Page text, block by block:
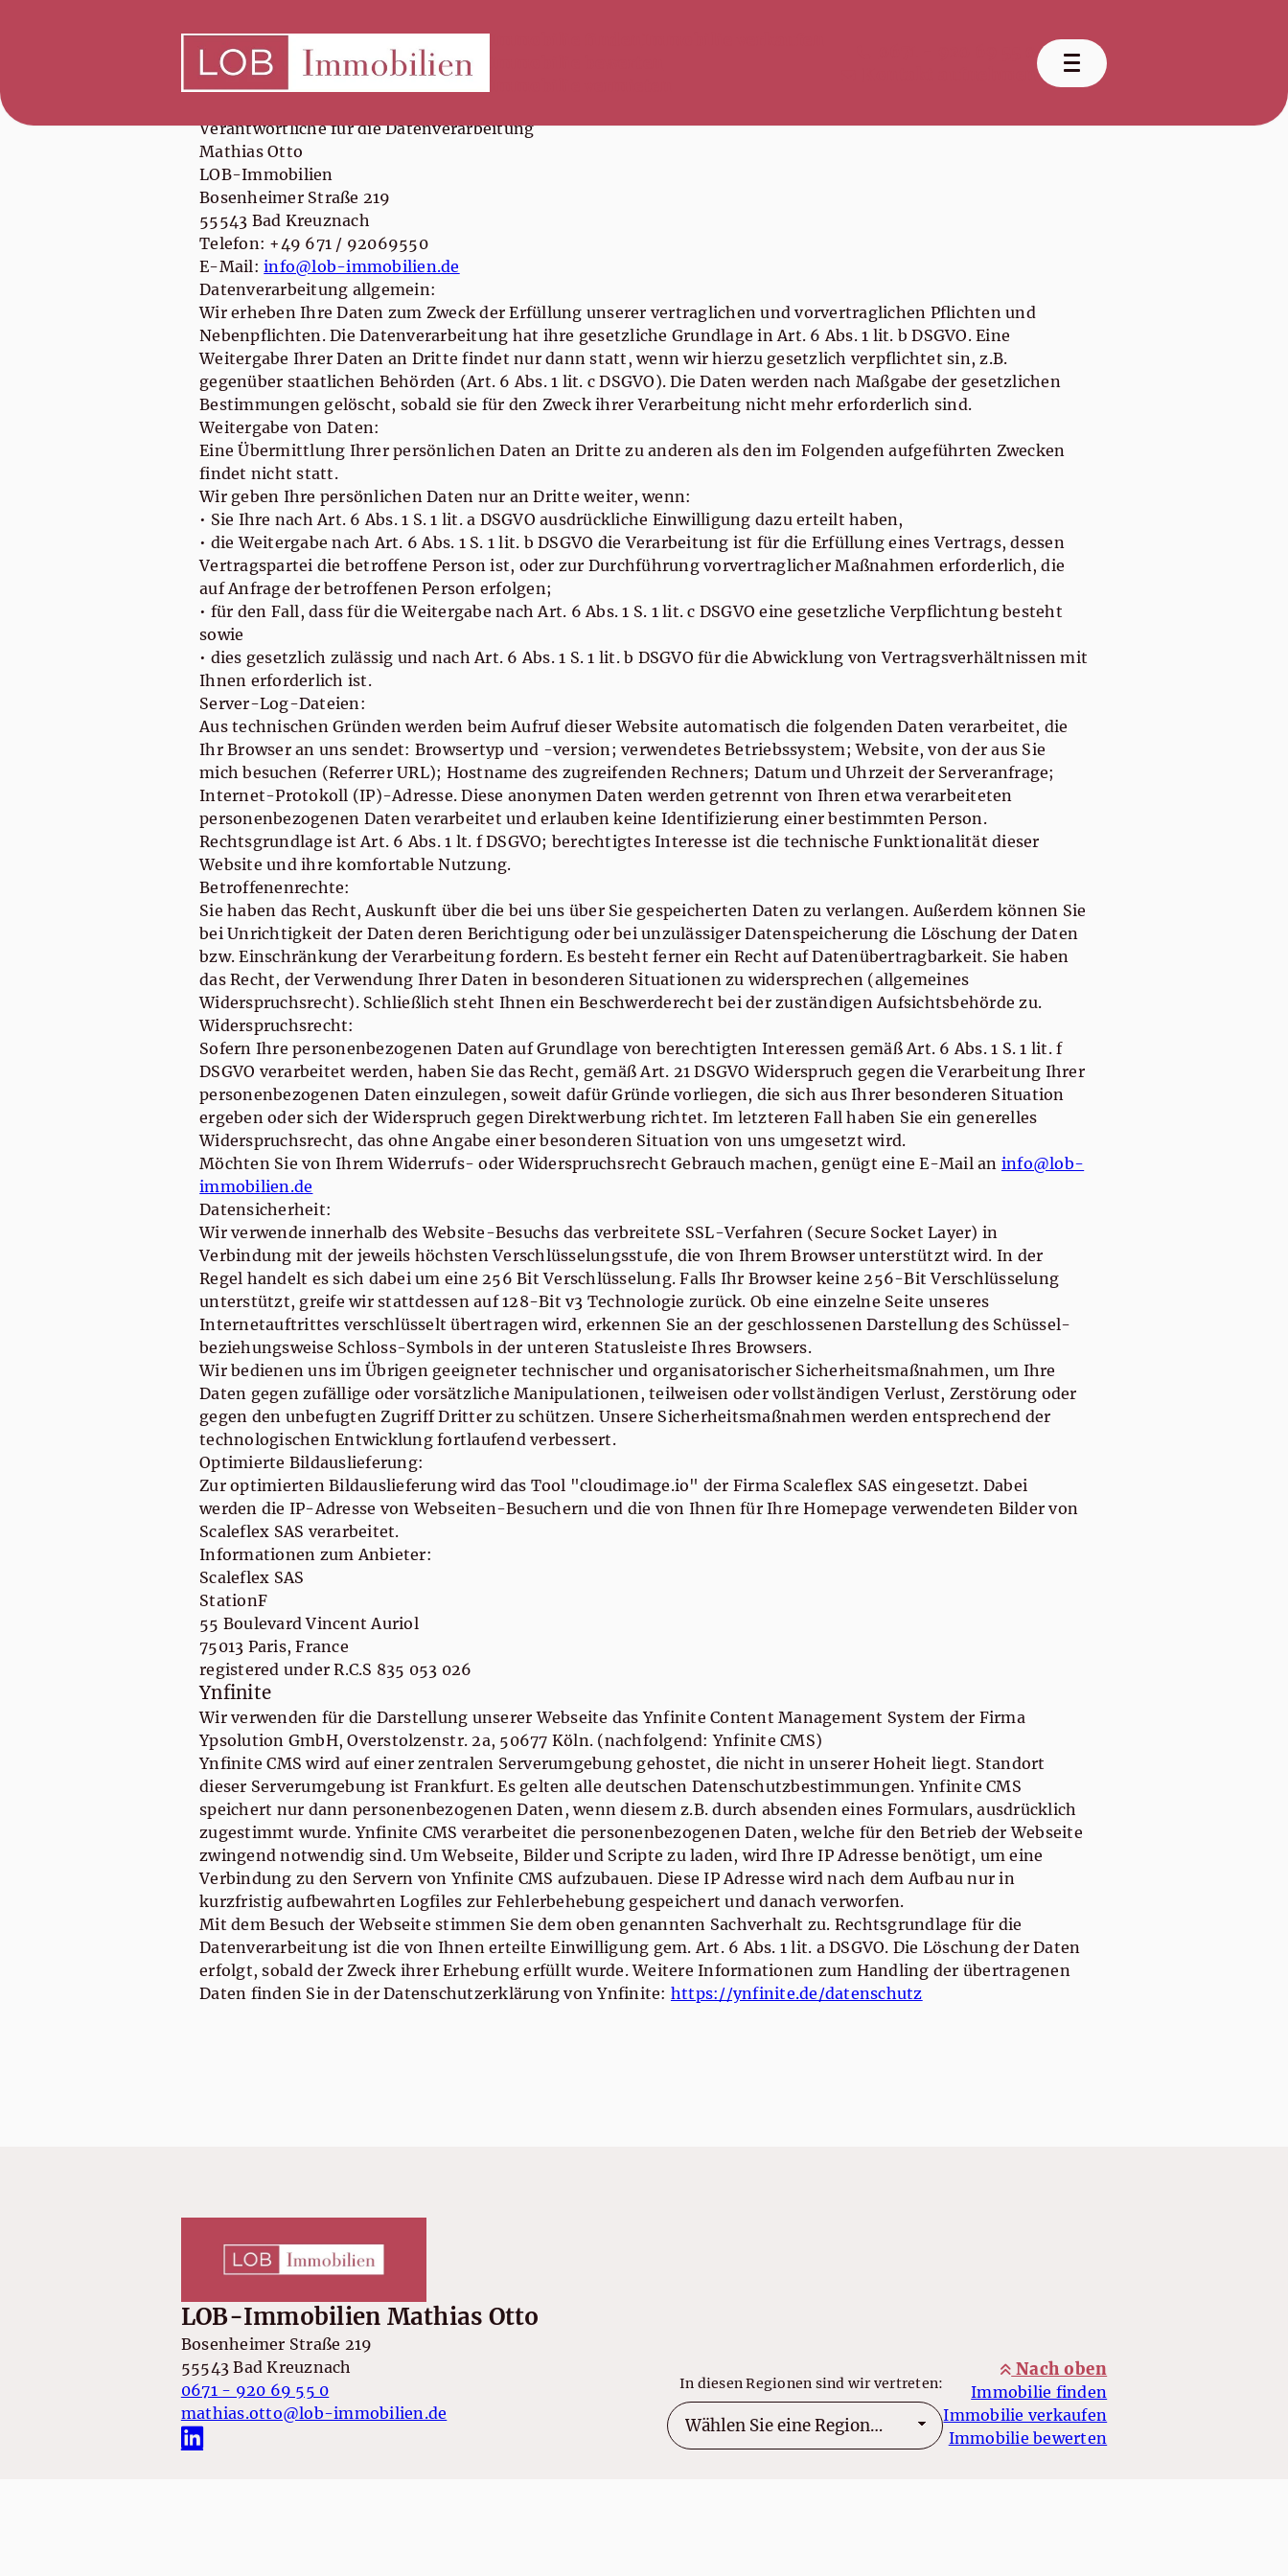
Immobilie finden
Verantwortliche für die Datenverarbeitung
Mathias Otto
LOB-Immobilien
Bosenheimer Straße 219
55543 Bad Kreuznach
Telefon: +49 671 / 92069550
E-Mail:info@lob-immobilien.de
Datenverarbeitung allgemein:
Wir erheben Ihre Daten zum Zweck der Erfüllung unserer vertraglichen und vorvertraglichen Pflichten und
Nebenpflichten. Die Datenverarbeitung hat ihre gesetzliche Grundlage in Art. 6 Abs. 1 lit. b DSGVO. Eine
Weitergabe Ihrer Daten an Dritte findet nur dann statt, wenn wir hierzu gesetzlich verpflichtet sin, z.B.
gegenüber staatlichen Behörden (Art. 6 Abs. 1 lit. c DSGVO). Die Daten werden nach Maßgabe der gesetzlichen
Bestimmungen gelöscht, sobald sie für den Zweck ihrer Verarbeitung nicht mehr erforderlich sind.
Weitergabe von Daten:
Eine Übermittlung Ihrer persönlichen Daten an Dritte zu anderen als den im Folgenden aufgeführten Zwecken
findet nicht statt.
Wir geben Ihre persönlichen Daten nur an Dritte weiter, wenn:
• Sie Ihre nach Art. 6 Abs. 1 S. 1 lit. a DSGVO ausdrückliche Einwilligung dazu erteilt haben,
• die Weitergabe nach Art. 6 Abs. 1 S. 1 lit. b DSGVO die Verarbeitung ist für die Erfüllung eines Vertrags, dessen
Vertragspartei die betroffene Person ist, oder zur Durchführung vorvertraglicher Maßnahmen erforderlich, die
auf Anfrage der betroffenen Person erfolgen;
• für den Fall, dass für die Weitergabe nach Art. 6 Abs. 1 S. 1 lit. c DSGVO eine gesetzliche Verpflichtung besteht
sowie
• dies gesetzlich zulässig und nach Art. 6 Abs. 1 S. 1 lit. b DSGVO für die Abwicklung von Vertragsverhältnissen mit
Ihnen erforderlich ist.
Server-Log-Dateien:
Aus technischen Gründen werden beim Aufruf dieser Website automatisch die folgenden Daten verarbeitet, die
Ihr Browser an uns sendet: Browsertyp und -version; verwendetes Betriebssystem; Website, von der aus Sie
mich besuchen (Referrer URL); Hostname des zugreifenden Rechners; Datum und Uhrzeit der Serveranfrage;
Internet-Protokoll (IP)-Adresse. Diese anonymen Daten werden getrennt von Ihren etwa verarbeiteten
personenbezogenen Daten verarbeitet und erlauben keine Identifizierung einer bestimmten Person.
Rechtsgrundlage ist Art. 6 Abs. 1 lt. f DSGVO; berechtigtes Interesse ist die technische Funktionalität dieser
Website und ihre komfortable Nutzung.
Betroffenenrechte:
Sie haben das Recht, Auskunft über die bei uns über Sie gespeicherten Daten zu verlangen. Außerdem können Sie
bei Unrichtigkeit der Daten deren Berichtigung oder bei unzulässiger Datenspeicherung die Löschung der Daten
bzw. Einschränkung der Verarbeitung fordern. Es besteht ferner ein Recht auf Datenübertragbarkeit. Sie haben
das Recht, der Verwendung Ihrer Daten in besonderen Situationen zu widersprechen (allgemeines
Widerspruchsrecht). Schließlich steht Ihnen ein Beschwerderecht bei der zuständigen Aufsichtsbehörde zu.
Widerspruchsrecht:
Sofern Ihre personenbezogenen Daten auf Grundlage von berechtigten Interessen gemäß Art. 6 Abs. 1 S. 1 lit. f
DSGVO verarbeitet werden, haben Sie das Recht, gemäß Art. 21 DSGVO Widerspruch gegen die Verarbeitung Ihrer
personenbezogenen Daten einzulegen, soweit dafür Gründe vorliegen, die sich aus Ihrer besonderen Situation
ergeben oder sich der Widerspruch gegen Direktwerbung richtet. Im letzteren Fall haben Sie ein generelles
Widerspruchsrecht, das ohne Angabe einer besonderen Situation von uns umgesetzt wird.
Möchten Sie von Ihrem Widerrufs- oder Widerspruchsrecht Gebrauch machen, genügt eine E-Mail an info@lob-
immobilien.de
Datensicherheit:
Wir verwende innerhalb des Website-Besuchs das verbreitete SSL-Verfahren (Secure Socket Layer) in
Verbindung mit der jeweils höchsten Verschlüsselungsstufe, die von Ihrem Browser unterstützt wird. In der
Regel handelt es sich dabei um eine 256 Bit Verschlüsselung. Falls Ihr Browser keine 256-Bit Verschlüsselung
unterstützt, greife wir stattdessen auf 128-Bit v3 Technologie zurück. Ob eine einzelne Seite unseres
Internetauftrittes verschlüsselt übertragen wird, erkennen Sie an der geschlossenen Darstellung des Schüssel-
beziehungsweise Schloss-Symbols in der unteren Statusleiste Ihres Browsers.
Wir bedienen uns im Übrigen geeigneter technischer und organisatorischer Sicherheitsmaßnahmen, um Ihre
Daten gegen zufällige oder vorsätzliche Manipulationen, teilweisen oder vollständigen Verlust, Zerstörung oder
gegen den unbefugten Zugriff Dritter zu schützen. Unsere Sicherheitsmaßnahmen werden entsprechend der
technologischen Entwicklung fortlaufend verbessert.
Optimierte Bildauslieferung:
Zur optimierten Bildauslieferung wird das Tool "cloudimage.io" der Firma Scaleflex SAS eingesetzt. Dabei
werden die IP-Adresse von Webseiten-Besuchern und die von Ihnen für Ihre Homepage verwendeten Bilder von
Scaleflex SAS verarbeitet.
Informationen zum Anbieter:
Scaleflex SAS
StationF
55 Boulevard Vincent Auriol
75013 Paris, France
registered under R.C.S 835 053 026
Ynfinite
Wir verwenden für die Darstellung unserer Webseite das Ynfinite Content Management System der Firma
Ypsolution GmbH, Overstolzenstr. 2a, 50677 Köln. (nachfolgend: Ynfinite CMS)
Ynfinite CMS wird auf einer zentralen Serverumgebung gehostet, die nicht in unserer Hoheit liegt. Standort
dieser Serverumgebung ist Frankfurt. Es gelten alle deutschen Datenschutzbestimmungen. Ynfinite CMS
speichert nur dann personenbezogenen Daten, wenn diesem z.B. durch absenden eines Formulars, ausdrücklich
zugestimmt wurde. Ynfinite CMS verarbeitet die personenbezogenen Daten, welche für den Betrieb der Webseite
zwingend notwendig sind. Um Webseite, Bilder und Scripte zu laden, wird Ihre IP Adresse benötigt, um eine
Verbindung zu den Servern von Ynfinite CMS aufzubauen. Diese IP Adresse wird nach dem Aufbau nur in
kurzfristig aufbewahrten Logfiles zur Fehlerbehebung gespeichert und danach verworfen.
Mit dem Besuch der Webseite stimmen Sie dem oben genannten Sachverhalt zu. Rechtsgrundlage für die
Datenverarbeitung ist die von Ihnen erteilte Einwilligung gem. Art. 6 Abs. 1 lit. a DSGVO. Die Löschung der Daten
erfolgt, sobald der Zweck ihrer Erhebung erfüllt wurde. Weitere Informationen zum Handling der übertragenen
Daten finden Sie in der Datenschutzerklärung von Ynfinite: https://ynfinite.de/datenschutz
LOB-Immobilien Mathias Otto
Bosenheimer Straße 219
55543 Bad Kreuznach
0671 - 920 69 55 0
mathias.otto@lob-immobilien.de
In diesen Regionen sind wir vertreten:
Nach oben
Immobilie finden
Immobilie verkaufen
Immobilie bewerten